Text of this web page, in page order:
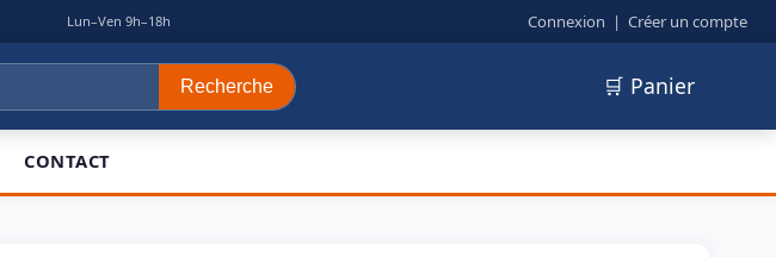
Lun–Ven 9h–18h Connexion | Créer un compte
Recherche 🛒 Panier
CONTACT